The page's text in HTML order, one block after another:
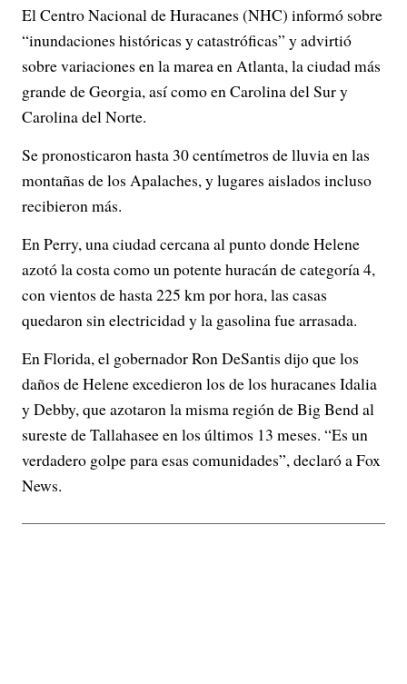
El Centro Nacional de Huracanes (NHC) informó sobre
“inundaciones históricas y catastróficas” y advirtió
sobre variaciones en la marea en Atlanta, la ciudad más
grande de Georgia, así como en Carolina del Sur y
Carolina del Norte.
Se pronosticaron hasta 30 centímetros de lluvia en las
montañas de los Apalaches, y lugares aislados incluso
recibieron más.
En Perry, una ciudad cercana al punto donde Helene
azotó la costa como un potente huracán de categoría 4,
con vientos de hasta 225 km por hora, las casas
quedaron sin electricidad y la gasolina fue arrasada.
En Florida, el gobernador Ron DeSantis dijo que los
daños de Helene excedieron los de los huracanes Idalia
y Debby, que azotaron la misma región de Big Bend al
sureste de Tallahasee en los últimos 13 meses. “Es un
verdadero golpe para esas comunidades”, declaró a Fox
News.